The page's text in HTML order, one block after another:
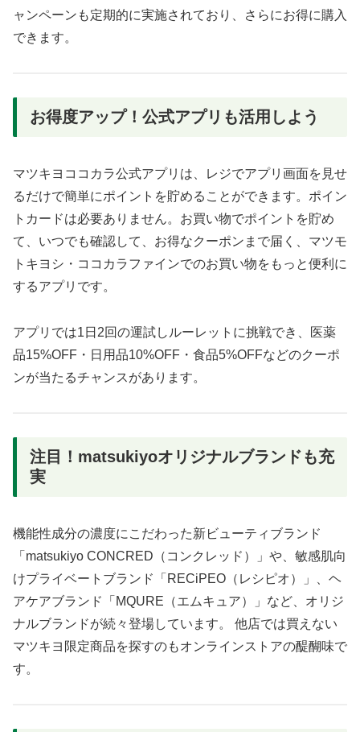
ャンペーンも定期的に実施されており、さらにお得に購入
できます。
お得度アップ！公式アプリも活用しよう
マツキヨココカラ公式アプリは、レジでアプリ画面を見せ
るだけで簡単にポイントを貯めることができます。ポイン
トカードは必要ありません。お買い物でポイントを貯め
て、いつでも確認して、お得なクーポンまで届く、マツモ
トキヨシ・ココカラファインでのお買い物をもっと便利に
するアプリです。
アプリでは1日2回の運試しルーレットに挑戦でき、医薬
品15%OFF・日用品10%OFF・食品5%OFFなどのクーポ
ンが当たるチャンスがあります。
注目！matsukiyoオリジナルブランドも充
実
機能性成分の濃度にこだわった新ビューティブランド
「matsukiyo CONCRED（コンクレッド）」や、敏感肌向
けプライベートブランド「RECiPEO（レシピオ）」、ヘ
アケアブランド「MQURE（エムキュア）」など、オリジ
ナルブランドが続々登場しています。 他店では買えない
マツキヨ限定商品を探すのもオンラインストアの醍醐味で
す。